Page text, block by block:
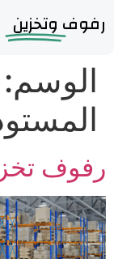
رفوف وتخزين
الوسم:
رفوف